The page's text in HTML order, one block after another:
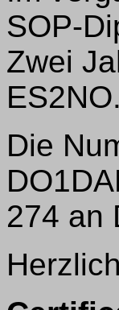
SOP-
Zwei
ES2NO.
Die
274 an